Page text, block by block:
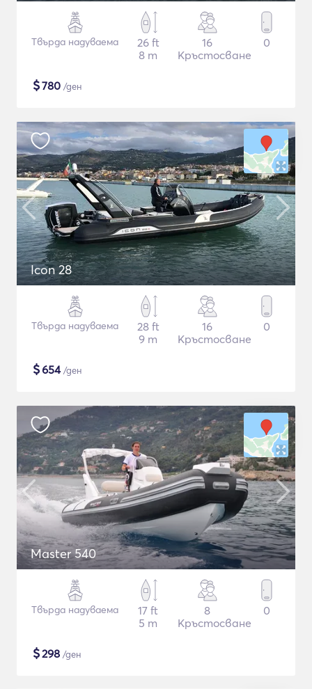
Твърда надуваема
26 ft
8 m
16
Кръстосване
0
$780 /ден
Icon 28
Твърда надуваема
28 ft
9 m
16
Кръстосване
0
$654/ден
Master 540
Твърда надуваема
17 ft
5 m
8
Кръстосване
0
$298 /ден